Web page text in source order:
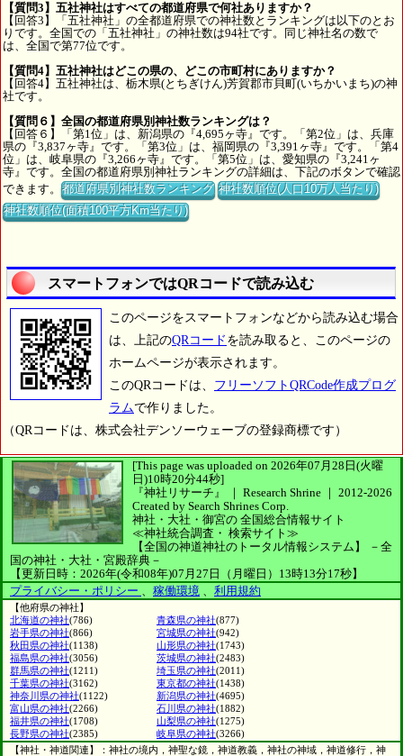
【質問3】五社神社はすべての都道府県で何社ありますか？
【回答3】「五社神社」の全都道府県での神社数とランキングは以下のとお
りです。全国での「五社神社」の神社数は94社です。同じ神社名の数で
は、全国で第77位です。
【質問4】五社神社はどこの県の、どこの市町村にありますか？
【回答4】五社神社は、栃木県(とちぎけん)芳賀郡市貝町(いちかいまち)の神
社です。
【質問６】全国の都道府県別神社数ランキングは？
【回答６】「第1位」は、新潟県の『4,695ヶ寺』です。「第2位」は、兵庫
県の『3,837ヶ寺』です。「第3位」は、福岡県の『3,391ヶ寺』です。「第4
位」は、岐阜県の『3,266ヶ寺』です。「第5位」は、愛知県の『3,241ヶ
寺』です。全国の都道府県別神社ランキングの詳細は、下記のボタンで確認
できます。都道府県別神社数ランキング 神社数順位(人口10万人当たり)
神社数順位(面積100平方Km当たり)
スマートフォンではQRコードで読み込む
このページをスマートフォンなどから読み込む場合
は、上記のQRコード を読み取ると、このページの
ホームページが表示されます。
このQRコードは、 フリーソフトQRCode作成プログ
ラムで作りました。
（QRコードは、株式会社デンソーウェーブの登録商標です）
[This page was uploaded on 2026年07月28日(火曜
日)10時20分44秒]
『神社リサーチ』 ｜ Research Shrine ｜ 2012-2026
Created by Search Shrines Corp.
神社・大社・御宮の 全国総合情報サイト
≪神社統合調査・ 検索サイト≫
【全国の神道神社のトータル情報システム】
－全
国の神社・大社・宮殿辞典－
【更新日時：2026年(令和08年)07月27日（月曜日）13時13分17秒】
プライバシー・ポリシー 、 稼働環境 、 利用規約
【他府県の神社】
北海道の神社(786) 青森県の神社(877)
岩手県の神社(866) 宮城県の神社(942)
秋田県の神社(1138) 山形県の神社(1743)
福島県の神社(3056) 茨城県の神社(2483)
群馬県の神社(1211) 埼玉県の神社(2011)
千葉県の神社(3162) 東京都の神社(1438)
神奈川県の神社(1122) 新潟県の神社(4695)
富山県の神社(2266) 石川県の神社(1882)
福井県の神社(1708) 山梨県の神社(1275)
長野県の神社(2385) 岐阜県の神社(3266)
【神社・神道関連】：神社の境内，神聖な鏡，神道教義，神社の神域，神道修行，神